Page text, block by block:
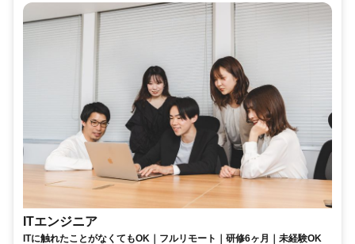
ITエンジニア
ITに触れたことがなくてもOK｜フルリモート｜研修6ヶ月｜未経験OK